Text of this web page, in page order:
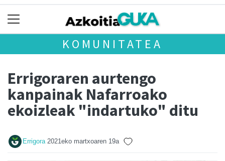
KOMUNITATEA
Errigoraren aurtengo
kanpainak Nafarroako
ekoizleak "indartuko" ditu
Errigora 2021eko martxoaren 19a